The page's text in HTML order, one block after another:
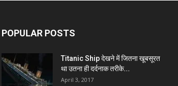
POPULAR POSTS
Titanic Ship देखने में जितना खूबसूरत
था उतना ही दर्दनाक तरीके...
April 3, 2017